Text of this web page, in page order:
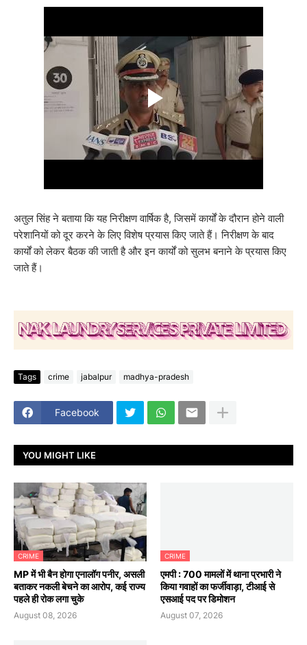
अतुल सिंह ने बताया कि यह निरीक्षण वार्षिक है, जिसमें कार्यों के दौरान होने वाली
परेशानियों को दूर करने के लिए विशेष प्रयास किए जाते हैं। निरीक्षण के बाद
कार्यों को लेकर बैठक की जाती है और इन कार्यों को सुलभ बनाने के प्रयास किए
जाते हैं।
Tags crime jabalpur madhya-pradesh
Facebook
YOU MIGHT LIKE
CRIME
MP में भी बैन होगा एनालॉग पनीर, असली
बताकर नकली बेचने का आरोप, कई राज्य
पहले ही रोक लगा चुके
August 08, 2026
CRIME
एमपी : 700 मामलों में थाना प्रभारी ने
किया गवाहों का फर्जीवाड़ा, टीआई से
एसआई पद पर डिमोशन
August 07, 2026